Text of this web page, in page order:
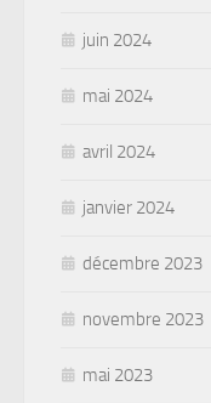
juin 2024
mai 2024
avril 2024
janvier 2024
décembre 2023
novembre 2023
mai 2023